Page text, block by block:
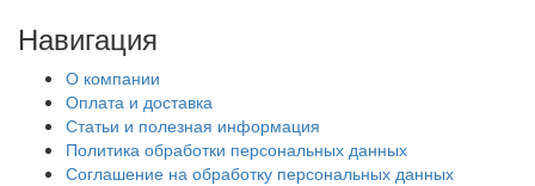
Навигация
О компании
Оплата и доставка
Статьи и полезная информация
Политика обработки персональных данных
Соглашение на обработку персональных данных